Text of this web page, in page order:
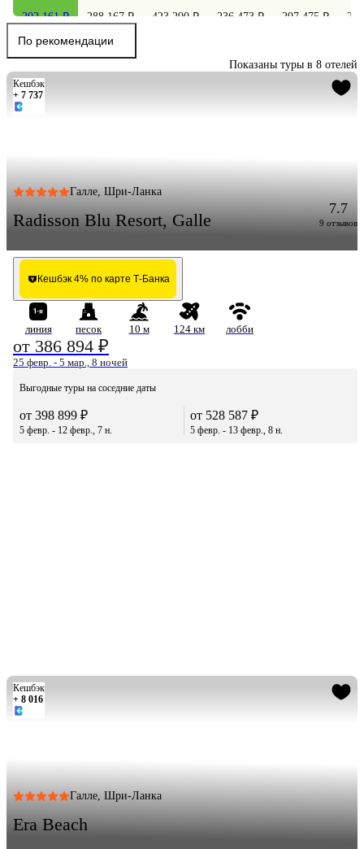
202 161 ₽
288 167 ₽
423 290 ₽
236 473 ₽
297 475 ₽
По рекомендации
Показаны туры в 8 отелей
Кешбэк
+ 7 737
Галле, Шри-Ланка
Radisson Blu Resort, Galle
7.7
9 отзывов
Кешбэк 4% по карте Т-Банка
линия песок 10 м 124 км лобби
от 386 894 ₽
25 февр. - 5 мар., 8 ночей
Выгодные туры на соседние даты
от 398 899 ₽
5 февр. - 12 февр., 7 н.
от 528 587 ₽
5 февр. - 13 февр., 8 н.
Кешбэк
+ 8 016
Галле, Шри-Ланка
Era Beach